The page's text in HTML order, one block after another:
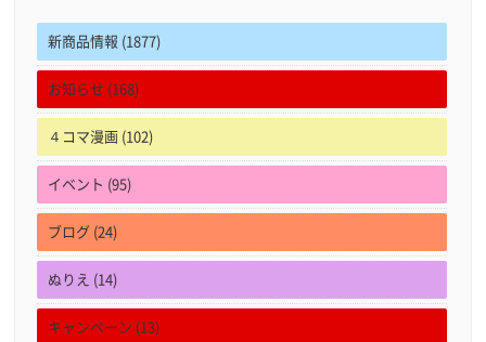
新商品情報 (1877)
お知らせ (168)
４コマ漫画 (102)
イベント (95)
ブログ (24)
ぬりえ (14)
キャンペーン (13)